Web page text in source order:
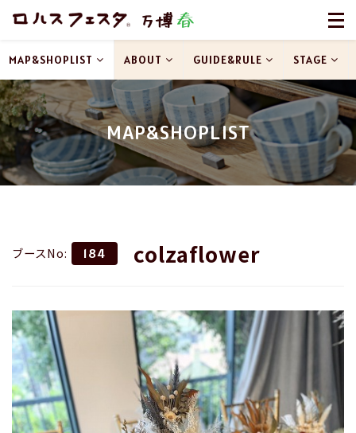
MAP&SHOPLIST
MAP&SHOPLIST ABOUT GUIDE&RULE STAGE
ブースNo: 184 colzaflower